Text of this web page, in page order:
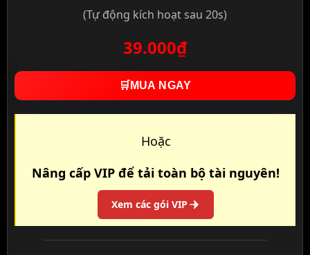
(Tự động kích hoạt sau 20s)
39.000₫
🛒 MUA NGAY
Hoặc
Nâng cấp VIP để tải toàn bộ tài nguyên!
Xem các gói VIP